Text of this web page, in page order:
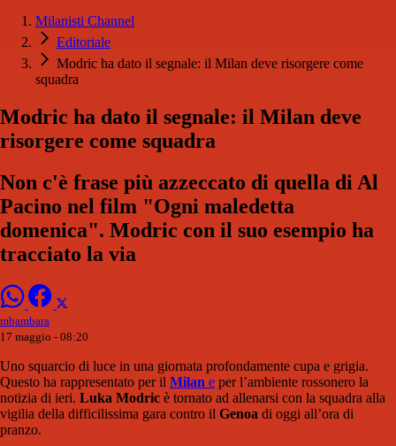
Milanisti Channel
Editoriale
Modric ha dato il segnale: il Milan deve risorgere come
squadra
Modric ha dato il segnale: il Milan deve
risorgere come squadra
Non c'è frase più azzeccato di quella di Al
Pacino nel film "Ogni maledetta
domenica". Modric con il suo esempio ha
tracciato la via
mbambara
17 maggio - 08:20
Uno squarcio di luce in una giornata profondamente cupa e grigia.
Questo ha rappresentato per il Milan e per l’ambiente rossonero la
notizia di ieri. Luka Modric è tornato ad allenarsi con la squadra alla
vigilia della difficilissima gara contro il Genoa di oggi all’ora di
pranzo.